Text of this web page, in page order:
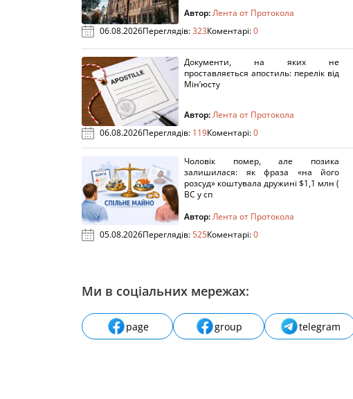
Автор:Лента от Протокола
06.08.2026Переглядів:323Коментарі:0
Документи, на яких не
проставляється апостиль: перелік від
Мін’юсту
Автор:Лента от Протокола
06.08.2026Переглядів: 119Коментарі:0
Чоловік помер, але позика
залишилася: як фраза «на його
розсуд» коштувала дружині $1,1 млн (
ВС у сп
Автор:Лента от Протокола
05.08.2026Переглядів:525Коментарі:0
Ми в соціальних мережах:
page group telegram